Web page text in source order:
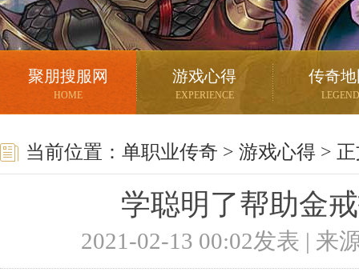
聚朋搜服网
HOME
游戏心得
EXPERIENCE
传奇
LEGEND
当前位置： 单职业传奇 > 游戏心得 >
学聪明了帮助金
2021-02-13 00:02发表 | 来